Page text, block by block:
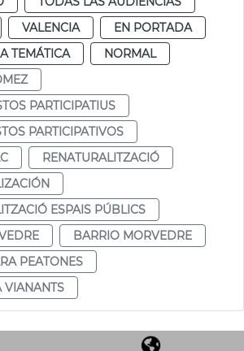
VALENCIA
EN PORTADA
TEMÁTICA
NORMAL
PARTICIPATIUS
PARTICIPATIVOS
RENATURALITZACIÓ
ESPAIS PÚBLICS
BARRIO MORVEDRE
PEATONES
VIANANTS